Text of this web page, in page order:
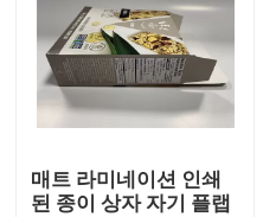
뉴스
인용 을 요청 하십시오
용지 선물 상자
매트 라미네이션 인쇄
된 종이 상자 자기 플랩